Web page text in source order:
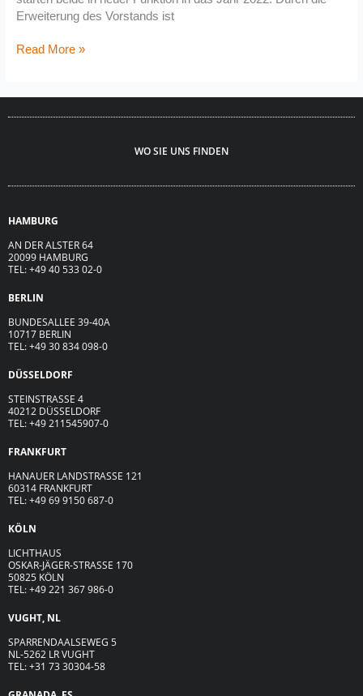
Erweiterung des Vorstands ist
Read More »
WO SIE UNS FINDEN
HAMBURG
AN DER ALSTER 64
20099 HAMBURG
TEL: +49 40 533 02-0
BERLIN
BUNDESALLEE 39-40A
10717 BERLIN
TEL: +49 30 834 098-0
DÜSSELDORF
STEINSTRASSE 4
40212 DÜSSELDORF
TEL: +49 211545907-0
FRANKFURT
HANAUER LANDSTRASSE 121
60314 FRANKFURT
TEL: +49 69 9150 687-0
KÖLN
LICHTHAUS
OSKAR-JÄGER-STRASSE 170
50825 KÖLN
TEL: +49 221 367 986-0
VUGHT, NL
SPARRENDAALSEWEG 5
NL-5262 LR VUGHT
TEL: +31 73 30304-58